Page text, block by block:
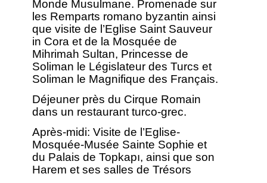
Monde Musulmane. Promenade sur
les Remparts romano byzantin ainsi
que visite de l’Eglise Saint Sauveur
in Cora et de la Mosquée de
Mihrimah Sultan, Princesse de
Soliman le Législateur des Turcs et
Soliman le Magnifique des Français.
Déjeuner près du Cirque Romain
dans un restaurant turco-grec.
Après-midi: Visite de l’Eglise-
Mosquée-Musée Sainte Sophie et
du Palais de Topkapı, ainsi que son
Harem et ses salles de Trésors